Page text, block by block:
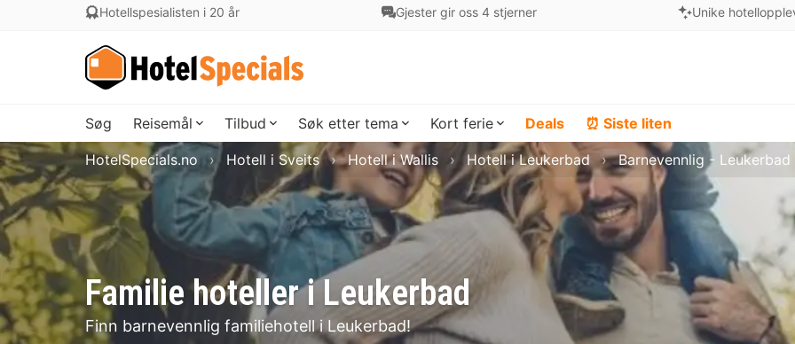
Hotellspesialisten i 20 år Gjester gir oss 4 stjerner Unike
Søg Reisemål Tilbud Søk etter tema Kort ferie Deals ⏰ Siste liten
Familie hoteller i Leukerbad
Finn barnevennlig familiehotell i Leukerbad!
HotelSpecials.no Hotell i Sveits Hotell i Wallis Hotell i Leukerbad Barnevennlig - Leukerbad